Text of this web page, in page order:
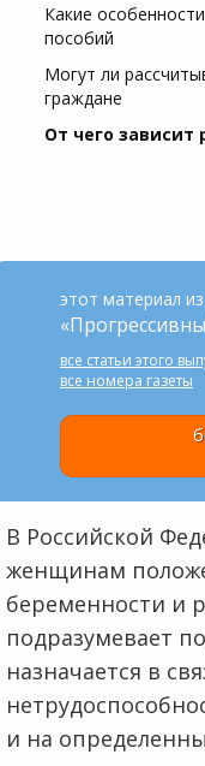
Какие
пособий
Могут ли
граждане
От чего зависит
этот материал
все статьи этого
все номера газеты
В Российской
женщинам
беременности и
подразумевает
назначается в
и на